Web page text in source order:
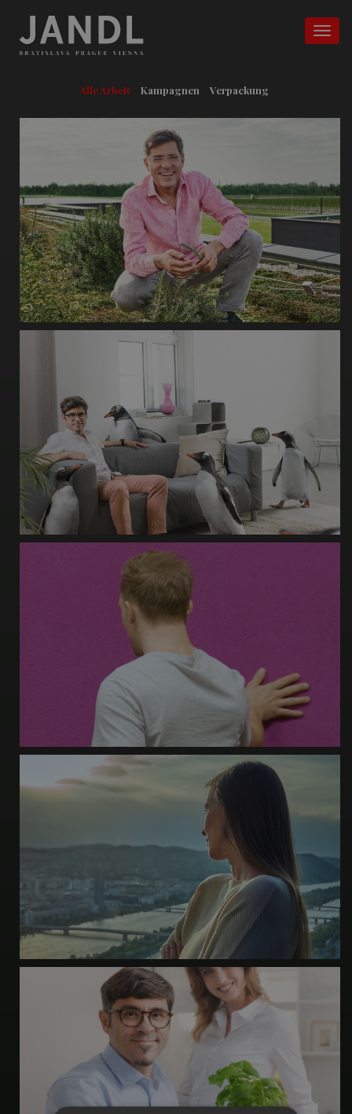
Alle Arbeit Kampagnen Verpackung